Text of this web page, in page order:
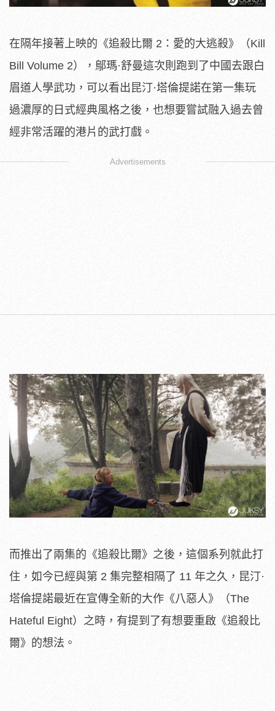
在隔年接著上映的《追殺比爾 2：愛的大逃殺》（Kill
Bill Volume 2），鄔瑪·舒曼這次則跑到了中國去跟白
眉道人學武功，可以看出昆汀·塔倫提諾在第一集玩
過濃厚的日式經典風格之後，也想要嘗試融入過去曾
經非常活躍的港片的武打戲。
Advertisements
而推出了兩集的《追殺比爾》之後，這個系列就此打
住，如今已經與第 2 集完整相隔了 11 年之久，昆汀·
塔倫提諾最近在宣傳全新的大作《八惡人》（The
Hateful Eight）之時，有提到了有想要重啟《追殺比
爾》的想法。